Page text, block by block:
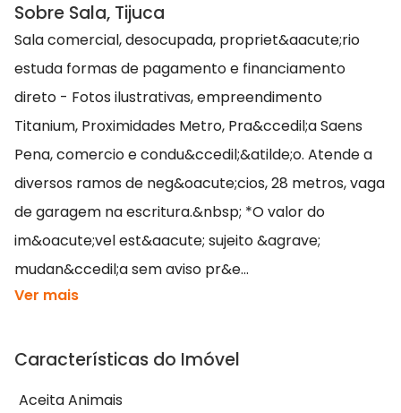
Sobre Sala, Tijuca
Sala comercial, desocupada, propriet&aacute;rio
estuda formas de pagamento e financiamento
direto - Fotos ilustrativas, empreendimento
Titanium, Proximidades Metro, Pra&ccedil;a Saens
Pena, comercio e condu&ccedil;&atilde;o. Atende a
diversos ramos de neg&oacute;cios, 28 metros, vaga
de garagem na escritura.&nbsp; *O valor do
im&oacute;vel est&aacute; sujeito &agrave;
mudan&ccedil;a sem aviso pr&e...
Ver mais
Características do Imóvel
Aceita Animais